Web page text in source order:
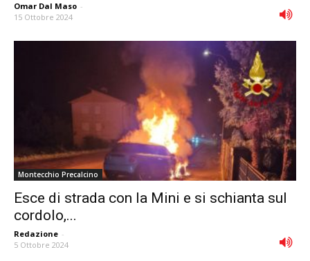
Omar Dal Maso -
15 Ottobre 2024
Montecchio Precalcino
Esce di strada con la Mini e si schianta sul
cordolo,...
Redazione -
5 Ottobre 2024